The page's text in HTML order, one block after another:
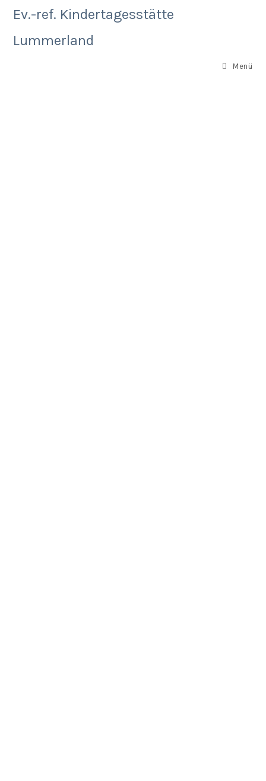
Ev.-ref. Kindertagesstätte
Lummerland
Menü